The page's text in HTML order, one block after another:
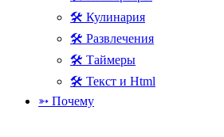
🛠 Кулинария
🛠 Развлечения
🛠 Таймеры
🛠 Текст и Html
➳ Почему